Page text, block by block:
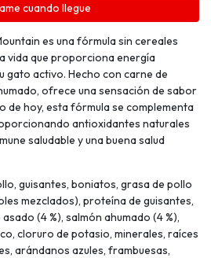
cuando llegue
es una fórmula sin cereales
vida que proporciona energía
gato activo. Hecho con carne de
ofrece una sensación de sabor
de hoy, esta fórmula se complementa
antioxidantes naturales
saludable y una buena salud
guisantes, boniatos, grasa de pollo
mezclados), proteína de guisantes,
(4 %), salmón ahumado (4 %),
cloruro de potasio, minerales, raíces
arándanos azules, frambuesas,